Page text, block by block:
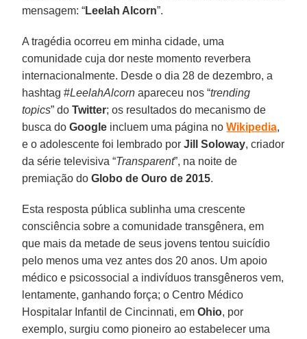
mensagem: “Leelah Alcorn”.
A tragédia ocorreu em minha cidade, uma
comunidade cuja dor neste momento reverbera
internacionalmente. Desde o dia 28 de dezembro, a
hashtag #LeelahAlcorn apareceu nos “trending
topics” doTwitter; os resultados do mecanismo de
busca doGoogle incluem uma página noWikipedia,
e o adolescente foi lembrado porJill Soloway, criador
da série televisiva “Transparent”, na noite de
premiação doGlobo de Ouro de 2015.
Esta resposta pública sublinha uma crescente
consciência sobre a comunidade transgênera, em
que mais da metade de seus jovens tentou suicídio
pelo menos uma vez antes dos 20 anos. Um apoio
médico e psicossocial a indivíduos transgêneros vem,
lentamente, ganhando força; o Centro Médico
Hospitalar Infantil de Cincinnati, emOhio, por
exemplo, surgiu como pioneiro ao estabelecer uma